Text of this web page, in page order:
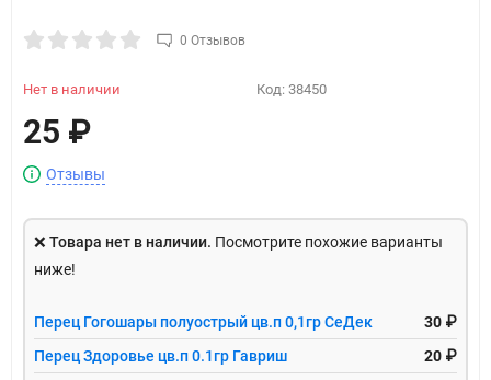
0 Отзывов
Нет в наличии Код: 38450
25 ₽
Отзывы
❌ Товара нет в наличии. Посмотрите похожие варианты
ниже!
Перец Гогошары полуострый цв.п 0,1гр СеДек
30 ₽
Перец Здоровье цв.п 0.1гр Гавриш
20 ₽